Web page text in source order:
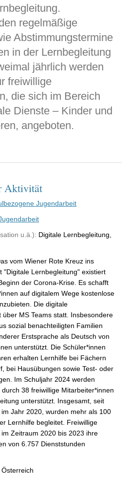
regelmäßige
Abstimmungstermine
in der Lernbegleitung
jährlich werden
freiwillige
die sich im Bereich
Dienste – Kinder und
angeboten.
Aktivität
Jugendarbeit
u.ä.): Digitale Lernbegleitung,
vom Wiener Rote Kreuz ins
"Digitale Lernbegleitung" existiert
der Corona-Krise. Es schafft
auf digitalem Wege kostenlose
Die digitale
MS Teams statt. Insbesondere
sozial benachteiligten Familien
Erstsprache als Deutsch von
unterstützt. Die Schüler*innen
erhalten Lernhilfe bei Fächern
bei Hausübungen sowie Test- oder
Im Schuljahr 2024 werden
38 freiwillige Mitarbeiter*innen
unterstützt. Insgesamt, seit
Jahr 2020, wurden mehr als 100
Lernhilfe begleitet. Freiwillige
Zeitraum 2020 bis 2023 ihre
von 6.757 Dienststunden
Österreich